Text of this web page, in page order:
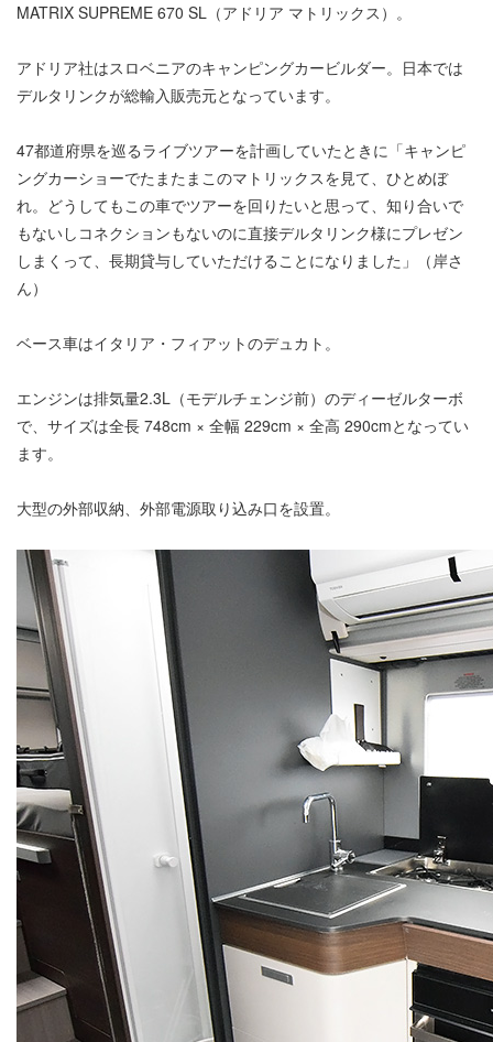
MATRIX SUPREME 670 SL（アドリア マトリックス）。
アドリア社はスロベニアのキャンピングカービルダー。日本では
デルタリンクが総輸入販売元となっています。
47都道府県を巡るライブツアーを計画していたときに「キャンピ
ングカーショーでたまたまこのマトリックスを見て、ひとめぼ
れ。どうしてもこの車でツアーを回りたいと思って、知り合いで
もないしコネクションもないのに直接デルタリンク様にプレゼン
しまくって、長期貸与していただけることになりました」（岸さ
ん）
ベース車はイタリア・フィアットのデュカト。
エンジンは排気量2.3L（モデルチェンジ前）のディーゼルターボ
で、サイズは全長 748cm × 全幅 229cm × 全高 290cmとなってい
ます。
大型の外部収納、外部電源取り込み口を設置。